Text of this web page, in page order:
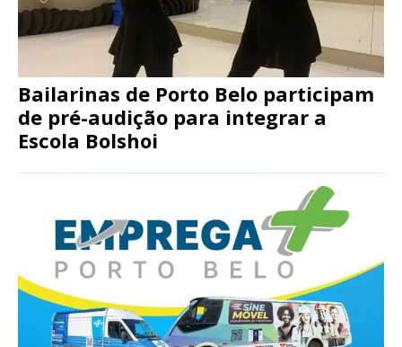
Bailarinas de Porto Belo participam
de pré-audição para integrar a
Escola Bolshoi